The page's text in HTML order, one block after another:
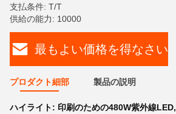
支払条件: T/T
供給の能力: 10000
最もよい価格を得なさい
プロダクト細部 製品の説明
ハイライト: 印刷のための480W紫外線LED,